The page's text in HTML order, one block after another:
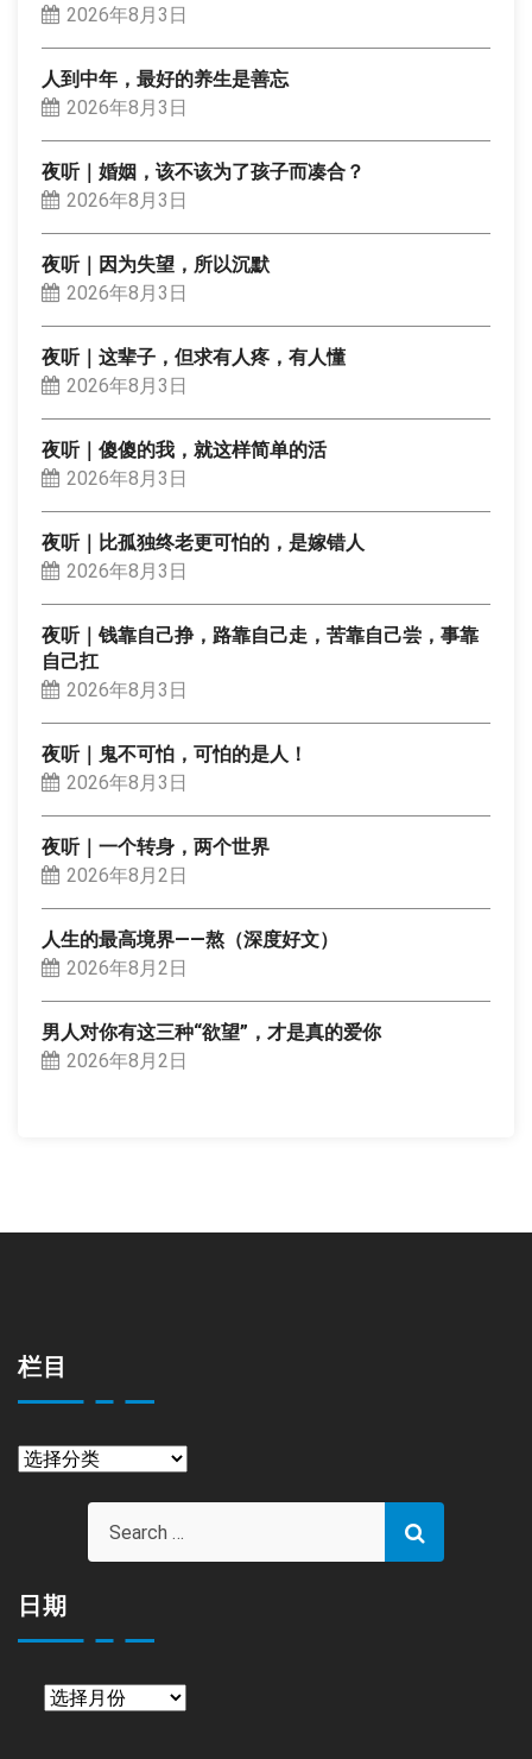
2026年8月3日
人到中年，最好的养生是善忘
2026年8月3日
夜听｜婚姻，该不该为了孩子而凑合？
2026年8月3日
夜听｜因为失望，所以沉默
2026年8月3日
夜听｜这辈子，但求有人疼，有人懂
2026年8月3日
夜听｜傻傻的我，就这样简单的活
2026年8月3日
夜听｜比孤独终老更可怕的，是嫁错人
2026年8月3日
夜听｜钱靠自己挣，路靠自己走，苦靠自己尝，事靠
自己扛
2026年8月3日
夜听｜鬼不可怕，可怕的是人！
2026年8月3日
夜听｜一个转身，两个世界
2026年8月2日
人生的最高境界——熬（深度好文）
2026年8月2日
男人对你有这三种“欲望”，才是真的爱你
2026年8月2日
栏目
栏
日期